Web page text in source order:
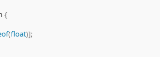
{
(float)];